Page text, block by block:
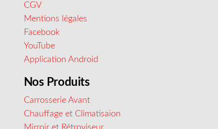
CGV
Mentions légales
Facebook
YouTube
Application Android
Nos Produits
Carrosserie Avant
Chauffage et Climatisaion